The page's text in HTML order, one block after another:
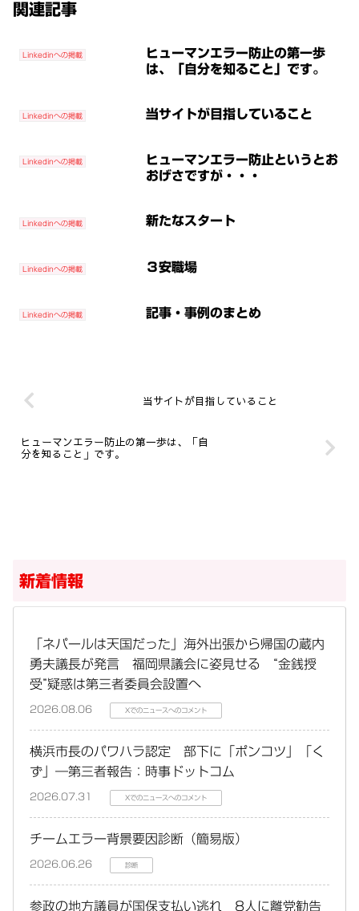
関連記事
Linkedinへの掲載
ヒューマンエラー防止の第一歩
は、「自分を知ること」です。
Linkedinへの掲載 当サイトが目指していること
Linkedinへの掲載
ヒューマンエラー防止というとお
おげさですが・・・
Linkedinへの掲載 新たなスタート
Linkedinへの掲載 ３安職場
Linkedinへの掲載 記事・事例のまとめ
当サイトが目指していること
ヒューマンエラー防止の第一歩は、「自
分を知ること」です。
新着情報
「ネパールは天国だった」海外出張から帰国の蔵内
勇夫議長が発言 福岡県議会に姿見せる “金銭授
受”疑惑は第三者委員会設置へ
2026.08.06 Xでのニュースへのコメント
横浜市長のパワハラ認定 部下に「ポンコツ」「く
ず」―第三者報告：時事ドットコム
2026.07.31 Xでのニュースへのコメント
チームエラー背景要因診断（簡易版）
2026.06.26 診断
参政の地方議員が国保支払い逃れ 8人に離党勧告